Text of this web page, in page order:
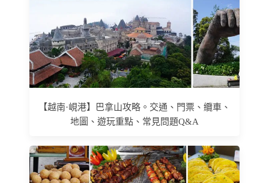
【越南·峴港】巴拿山攻略。交通、門票、纜車、
地圖、遊玩重點、常見問題Q&A